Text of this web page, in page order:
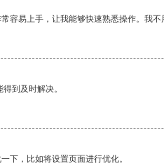
容易上手，让我能够快速熟悉操作。我不
到及时解决。
下，比如将设置页面进行优化。